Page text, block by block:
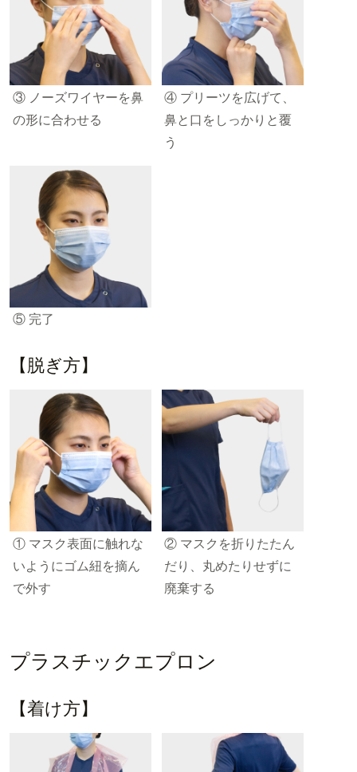
③ ノーズワイヤーを鼻
の形に合わせる
④ プリーツを広げて、
鼻と口をしっかりと覆
う
⑤ 完了
【脱ぎ方】
① マスク表面に触れな
いようにゴム紐を摘ん
で外す
② マスクを折りたたん
だり、丸めたりせずに
廃棄する
プラスチックエプロン
【着け方】